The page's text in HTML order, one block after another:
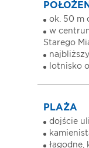
ok. 50 m
w
Starego
lotnisko
PLAŻA
dojście
łagodne,